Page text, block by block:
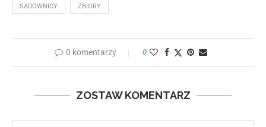
SADOWNICY ZBIORY
0 komentarzy 0
ZOSTAW KOMENTARZ